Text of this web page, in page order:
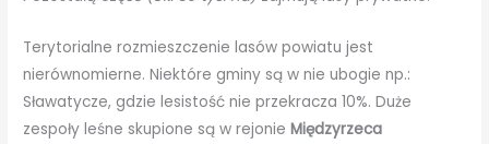
Terytorialne rozmieszczenie lasów powiatu jest
nierównomierne. Niektóre gminy są w nie ubogie np.:
Sławatycze, gdzie lesistość nie przekracza 10%. Duże
zespoły leśne skupione są w rejonieMiędzyrzeca